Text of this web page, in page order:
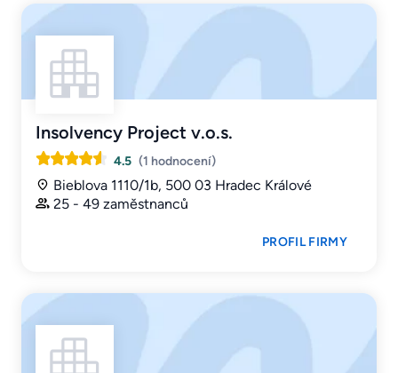
Insolvency Project v.o.s.
4.5 (1 hodnocení)
Bieblova 1110/1b, 500 03 Hradec Králové
25 - 49 zaměstnanců
PROFIL FIRMY